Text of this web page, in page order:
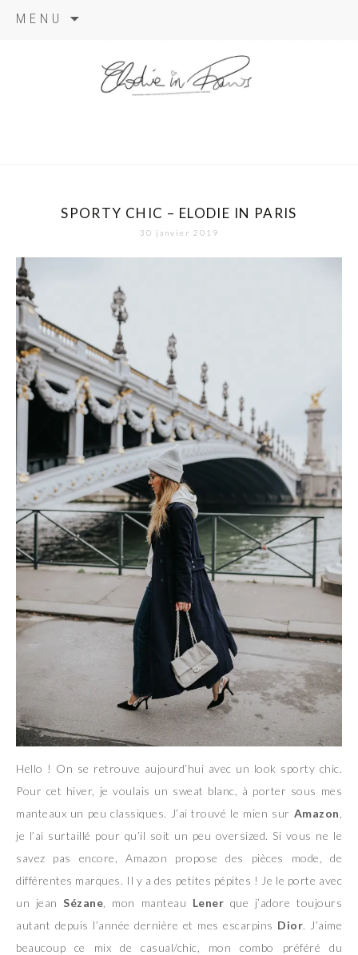
MENU
SPORTY CHIC – ELODIE IN PARIS
30 janvier 2019
Hello ! On se retrouve aujourd’hui avec un look sporty chic.
Pour cet hiver, je voulais un sweat blanc, à porter sous mes
manteaux un peu classiques. J’ai trouvé le mien sur Amazon
je l’ai surtaillé pour qu’il soit un peu oversized. Si vous ne le
savez pas encore, Amazon propose des pièces mode, de
différentes marques. Il y a des petites pépites ! Je le porte avec
un jeanSézane , mon manteau Lener que j’adore toujours
autant depuis l’année dernière et mes escarpins Dior. J’aime
beaucoup ce mix de casual/chic, mon combo préféré du